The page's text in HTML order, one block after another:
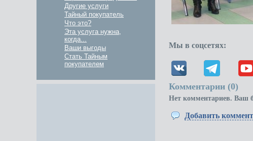
Другие услуги
Тайный покупатель
Что это?
Эта услуга нужна,
когда...
Ваши выгоды
Стать Тайным
покупателем
Мы в соцсетях:
Комментарии (0)
Нет комментариев. Ваш
Добавить